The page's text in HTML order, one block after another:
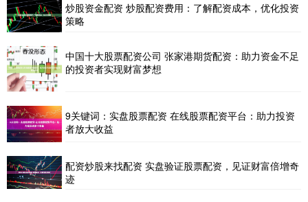
炒股资金配资 炒股配资费用：了解配资成本，优化投资
策略
中国十大股票配资公司 张家港期货配资：助力资金不足
的投资者实现财富梦想
9关键词：实盘股票配资 在线股票配资平台：助力投资
者放大收益
配资炒股来找配资 实盘验证股票配资，见证财富倍增奇
迹